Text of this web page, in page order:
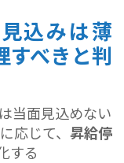
込みは薄
すべきと判
当面見込めない
応じて、 昇給停
する